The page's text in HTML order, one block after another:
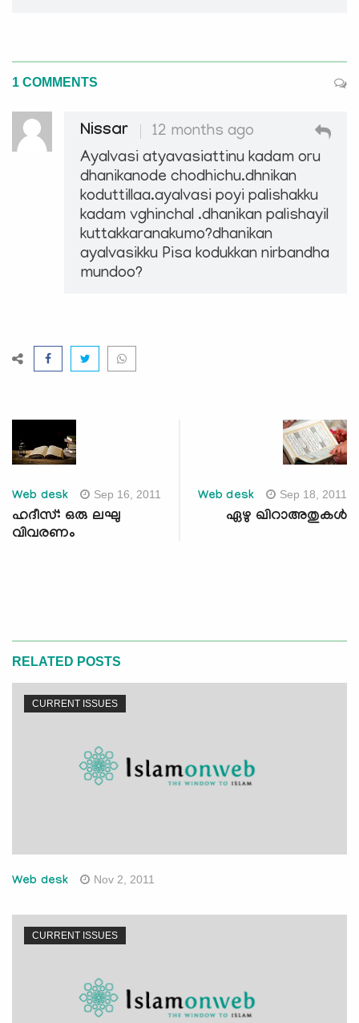
1 COMMENTS
Nissar
12 months ago
Ayalvasi atyavasiattinu kadam oru
dhanikanode chodhichu.dhnikan
koduttillaa.ayalvasi poyi palishakku
kadam vghinchal .dhanikan palishayil
kuttakkaranakumo?dhanikan
ayalvasikku Pisa kodukkan nirbandha
mundoo?
Web desk Sep 16, 2011
ഹദീസ്: ഒരു ലഘു
വിവരണം
Web desk Sep 18, 2011
ഏഴു ഖിറാഅതുകള്‍
RELATED POSTS
CURRENT ISSUES
Web desk Nov 2, 2011
CURRENT ISSUES